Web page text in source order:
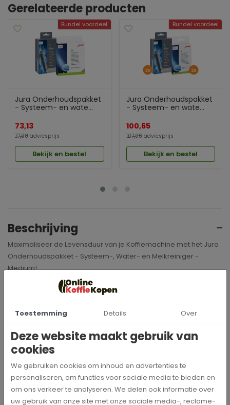
Beschrijving
Maximaliseer de Levensduur van je Koffiemachine met het Jura
Onderhoudspakket - Systeem-, Water- en Melkreiniger -
Medium!
Dit allesomvattende pakket is ontworpen om elk onderdeel van
langere levensduur van je koffiezetapparaat. Het pakket omvat:
; reinigen het water en voorkomt kalk
2x 6 reinigingstabletten; volledige reiniging en becherming
1x melkreiniger
11x refill melkreiniger; verwijdert melkvetten en eiwitten
4x melkslang; advies om eens in de 3 maanden te
vervangen bij normaal gebruik
Gerelateerde producten
Bundel voordeel
Jura Onderhoudspakket
- Systeem- en wate...
73,13
77,98 adviesprijs
Bekijk en bestel
Bundel voordeel
Jura Onderhoudspakket
- Systeem- en wate...
100,65
107,96adviesprijs
Bekijk en bestel
Toestemming Details Over
Deze website maakt gebruik van
cookies
We gebruiken cookies om inhoud en advertenties te
personaliseren, om functies voor sociale media te bieden en
om ons verkeer te analyseren. We delen ook informatie over
uw gebruik van onze site met onze sociale media-, reclame-